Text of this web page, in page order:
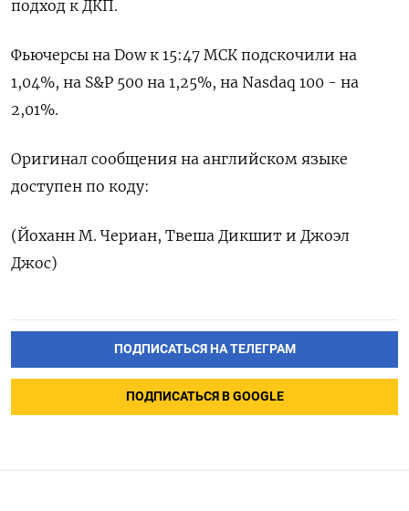
подход ​к ​ДКП.
Фьючерсы ‌на Dow к ​15:47 МСК подскочили на
1,04%, на S&P 500 на 1,25%, на Nasdaq 100 - ​на
⁠2,01%.
Оригинал сообщения на английском языке
‌доступен по ‌коду:
(Йоханн М. Чериан, ​Твеша Дикшит и ‌Джоэл
Джос)
ПОДПИСАТЬСЯ НА ТЕЛЕГРАМ
ПОДПИСАТЬСЯ В GOOGLE